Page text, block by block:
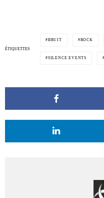
ÉTIQUETTES
BRUIT ROCK
SILENCE EVENTS